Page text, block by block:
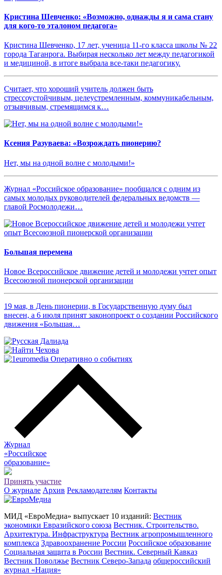
Кристина Шевченко: «Возможно, однажды я и сама стану
для кого-то эталоном педагога»
Кристина Шевченко, 17 лет, ученица 11-го класса школы № 22
города Таганрога. Выбирая несколько лет между педагогикой
и медициной, в итоге выбрала все-таки педагогику.
Считает, что хороший учитель должен быть
стрессоустойчивым, целеустремленным, коммуникабельным,
отзывчивым, стремящимся к…
Ксения Разуваева: «Возрождать пионерию?
Нет, мы на одной волне с молодыми!»
Журнал «Российское образование» пообщался с одним из
самых молодых руководителей федеральных ведомств —
главой Росмолодежи…
Большая перемена
Новое Всероссийское движение детей и молодежи учтет опыт
Всесоюзной пионерской организации
19 мая, в День пионерии, в Государственную думу был
внесен, а 6 июля принят законопроект о создании Российского
движения «Большая…
Журнал
«Российское
образование»
Принять участие
О журнале Архив Рекламодателям Контакты
МИД «ЕвроМедиа» выпускает 10 изданий: Вестник
экономики Евразийского союза Вестник. Строительство.
Архитектура. Инфраструктура Вестник агропромышленного
комплекса Здравоохранение России Российское образование
Социальная защита в России Вестник. Северный Кавказ
Вестник Поволжье Вестник Северо-Запада общероссийский
журнал «Нация»